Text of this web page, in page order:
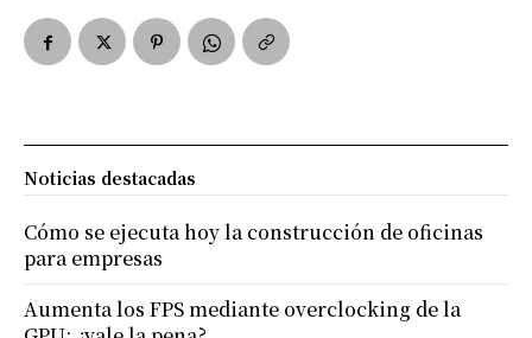
Noticias destacadas
Cómo se ejecuta hoy la construcción de oficinas
para empresas
Aumenta los FPS mediante overclocking de la